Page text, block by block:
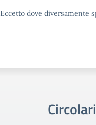
Eccetto dove diversamente